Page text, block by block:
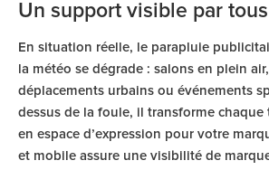
Un support visible par
En situation réelle, le parapluie
la météo se dégrade : salons en plein
déplacements urbains ou événements
dessus de la foule, il transforme
en espace d’expression pour votre
et mobile assure une visibilité de